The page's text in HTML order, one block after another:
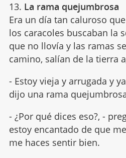
13. La rama quejumbrosa
Era un día tan caluroso
los caracoles buscaban la
que no llovía y las ramas
camino, salían de la tierra
- Estoy vieja y arrugada y
dijo una rama
- ¿Por qué dices eso?, -
estoy encantado de que
me haces sentir bien.